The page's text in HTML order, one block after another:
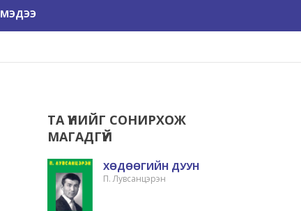
МЭДЭЭ
ТА ҮҮНИЙГ СОНИРХОЖ
МАГАДГҮЙ
ХӨДӨӨГИЙН ДУУН
П. Лувсанцэрэн